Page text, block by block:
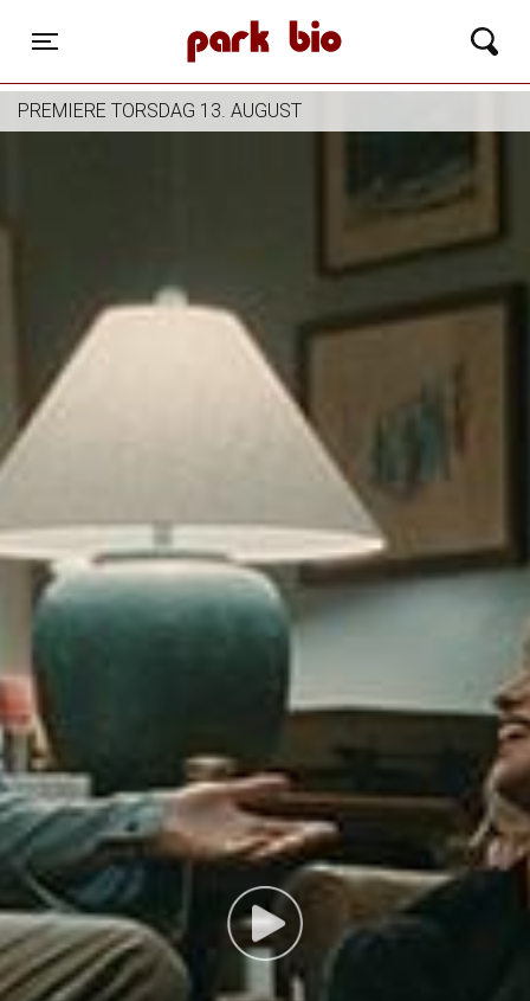
Toggle navigation
Park Bio
PREMIERE TORSDAG 13. AUGUST